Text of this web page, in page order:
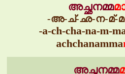
അച്ഛനമ്മ
-അ-ച്-ഛ-ന-മ്-മ
-a-ch-cha-na-m-
achchanamma
അച്ഛനമ്മ